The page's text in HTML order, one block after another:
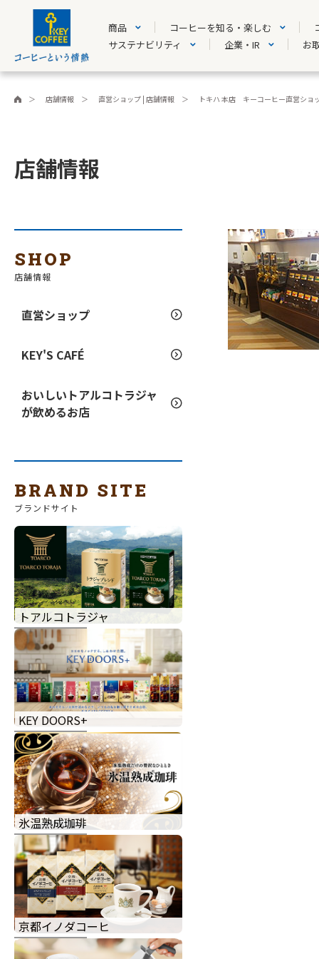
商品 コーヒーを知る・楽しむ
サステナビリティ
企業・IR お
店舗情報 直営ショップ | 店舗情報 トキハ 本店 キーコーヒー直営ショ
店舗情報
SHOP
店舗情報
直営ショップ
KEY'S CAFÉ
おいしいトアルコトラジャ
が飲めるお店
BRAND SITE
ブランドサイト
トアルコトラジャ
KEY DOORS+
氷温熟成珈琲
京都イノダコーヒ